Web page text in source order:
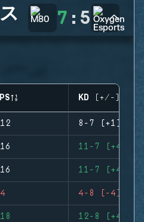
7 : 5
KD (+/-)
8-7 (+1)
11-7 (+4)
11-7 (+4)
4-8 (-4)
12-8 (+4)